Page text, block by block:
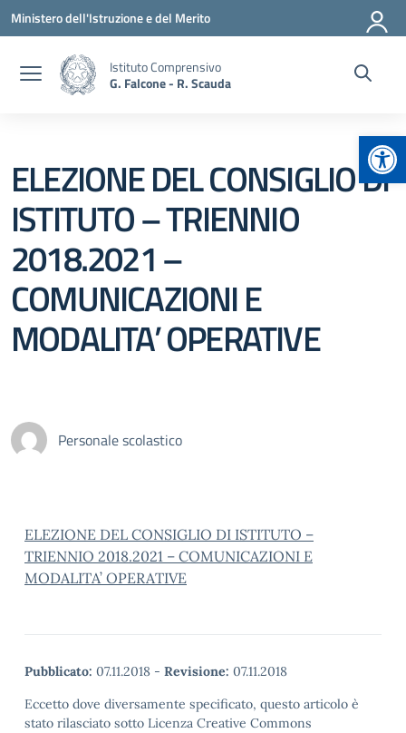
Vai ai contenuti
Vai al menu di navigazione
Vai al footer
Ministero dell'Istruzione e del Merito
Istituto Comprensivo
G. Falcone - R. Scauda
ELEZIONE DEL CONSIGLIO DI
ISTITUTO – TRIENNIO
2018.2021 –
COMUNICAZIONI E
MODALITA’ OPERATIVE
Personale scolastico
ELEZIONE DEL CONSIGLIO DI ISTITUTO –
TRIENNIO 2018.2021 – COMUNICAZIONI E
MODALITA’ OPERATIVE
Pubblicato: 07.11.2018 - Revisione: 07.11.2018
Eccetto dove diversamente specificato, questo articolo è
stato rilasciato sotto Licenza Creative Commons